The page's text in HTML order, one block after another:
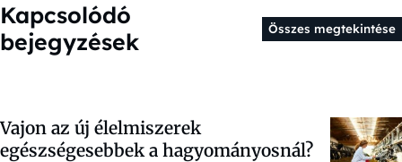
Kapcsolódó
bejegyzések
Összes megtekintése
Vajon az új élelmiszerek
egészségesebbek a hagyományosnál?